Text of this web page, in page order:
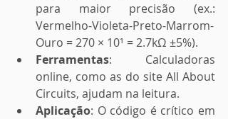
para maior precisão (ex.:
Vermelho-Violeta-Preto-Marrom-
Ouro = 270 × 10¹ = 2.7kΩ ±5%).
Ferramentas: Calculadoras
online, como as do site All About
Circuits, ajudam na leitura.
Aplicação: O código é crítico em